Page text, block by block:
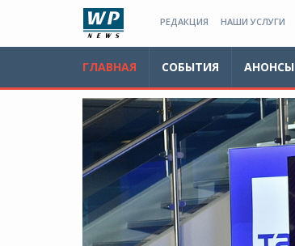
РЕДАКЦИЯ НАШИ УСЛУГИ
ГЛАВНАЯ СОБЫТИЯ АНОНСЫ